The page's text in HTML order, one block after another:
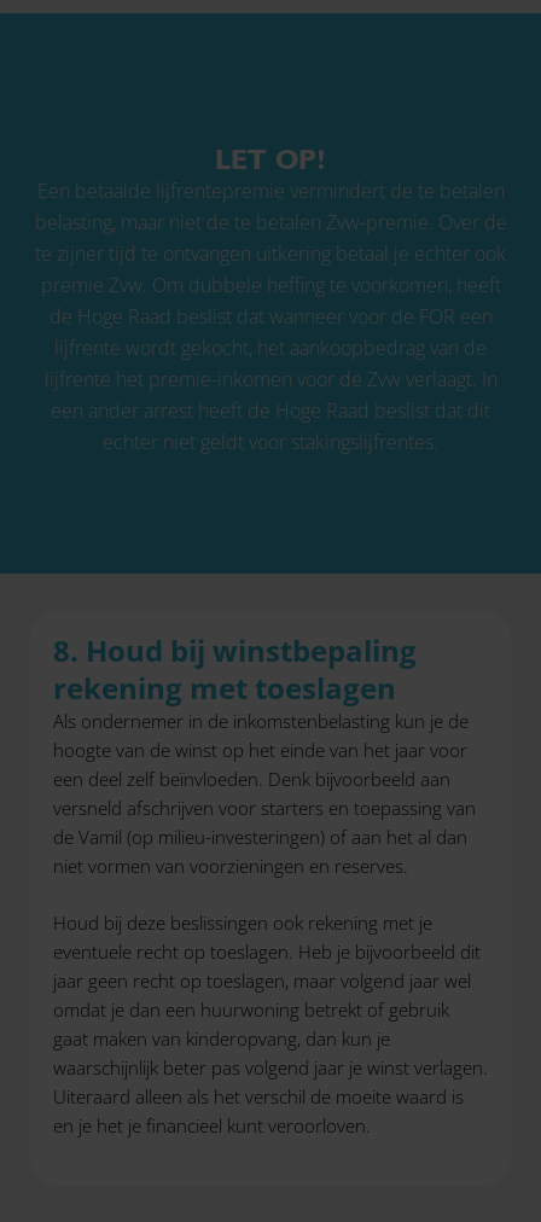
LET OP!
Een betaalde lijfrentepremie vermindert de te betalen
belasting, maar niet de te betalen Zvw-premie. Over de
te zijner tijd te ontvangen uitkering betaal je echter ook
premie Zvw. Om dubbele heffing te voorkomen, heeft
de Hoge Raad beslist dat wanneer voor de FOR een
lijfrente wordt gekocht, het aankoopbedrag van de
lijfrente het premie-inkomen voor de Zvw verlaagt. In
een ander arrest heeft de Hoge Raad beslist dat dit
echter niet geldt voor stakingslijfrentes.
8. Houd bij winstbepaling
rekening met toeslagen
Als ondernemer in de inkomstenbelasting kun je de
hoogte van de winst op het einde van het jaar voor
een deel zelf beïnvloeden. Denk bijvoorbeeld aan
versneld afschrijven voor starters en toepassing van
de Vamil (op milieu-investeringen) of aan het al dan
niet vormen van voorzieningen en reserves.
Houd bij deze beslissingen ook rekening met je
eventuele recht op toeslagen. Heb je bijvoorbeeld dit
jaar geen recht op toeslagen, maar volgend jaar wel
omdat je dan een huurwoning betrekt of gebruik
gaat maken van kinderopvang, dan kun je
waarschijnlijk beter pas volgend jaar je winst verlagen.
Uiteraard alleen als het verschil de moeite waard is
en je het je financieel kunt veroorloven.